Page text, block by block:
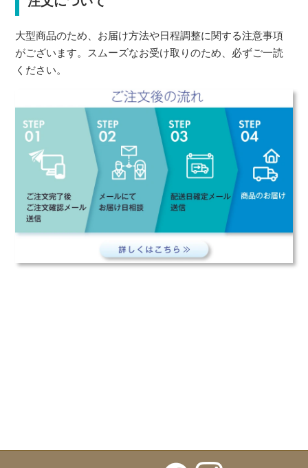
大型商品のため、お届け方法や日程調整に関する注意事項
がございます。スムーズなお受け取りのため、必ずご一読
ください。